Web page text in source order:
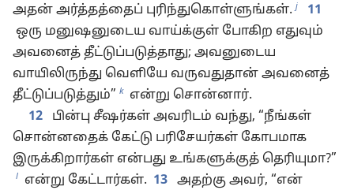
அதன் அர்த்தத்தைப் புரிந்துகொள்ளுங்கள். j
11
ஒரு மனுஷனுடைய வாய்க்குள் போகிற எதுவும்
அவனைத் தீட்டுப்படுத்தாது; அவனுடைய
வாயிலிருந்து வெளியே வருவதுதான் அவனைத்
தீட்டுப்படுத்தும்” k
என்று சொன்னார்.
12
பின்பு சீஷர்கள் அவரிடம் வந்து, “நீங்கள்
சொன்னதைக் கேட்டு பரிசேயர்கள் கோபமாக
இருக்கிறார்கள் என்பது உங்களுக்குத் தெரியுமா?”
l என்று கேட்டார்கள். 13 அதற்கு அவர், “என்